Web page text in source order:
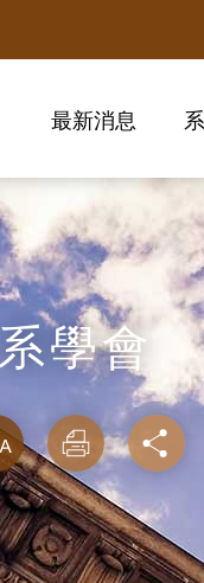
最新消息
系學會
放大
列印